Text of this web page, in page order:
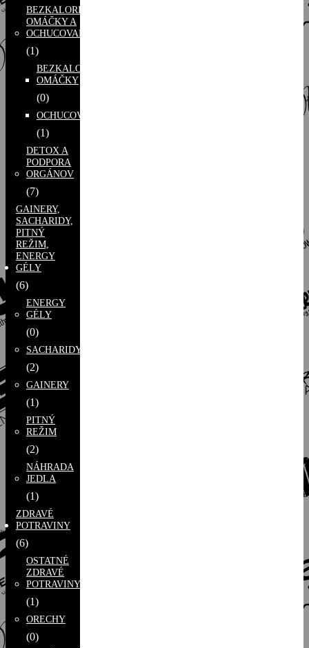
BEZKALORICKÉ
OMÁČKY A
OCHUCOVADLÁ
(1)
BEZKALORICKÉ
OMÁČKY
(0)
OCHUCOVADLÁ
(1)
DETOX A
PODPORA
ORGÁNOV
(7)
GAINERY,
SACHARIDY,
PITNÝ
REŽIM,
ENERGY
GÉLY
(6)
ENERGY
GÉLY
(0)
SACHARIDY
(2)
GAINERY
(1)
PITNÝ
REŽIM
(2)
NÁHRADA
JEDLA
(1)
ZDRAVÉ
POTRAVINY
(6)
OSTATNÉ
ZDRAVÉ
POTRAVINY
(1)
ORECHY
(0)